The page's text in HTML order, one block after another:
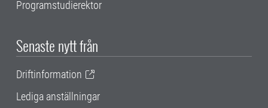
Programstudierektor
Senaste nytt från
Driftinformation
Lediga anställningar